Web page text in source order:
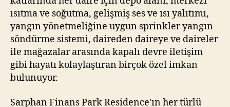
ısıtma ve soğutma, gelişmiş ses ve ısı yalıtımı,
yangın yönetmeliğine uygun sprinkler yangın
söndürme sistemi, daireden daireye ve daireler
ile mağazalar arasında kapalı devre iletişim
gibi hayatı kolaylaştıran birçok özel imkan
bulunuyor.
Sarphan Finans Park Residence'ın her türlü